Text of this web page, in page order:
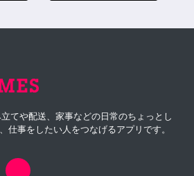
てや配送、家事などの日常のちょっとし
仕事をしたい人をつなげるアプリです。